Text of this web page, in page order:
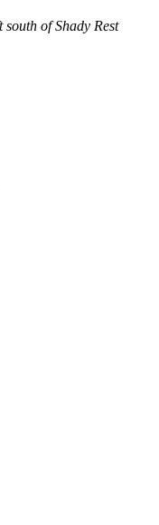
of Shady Rest